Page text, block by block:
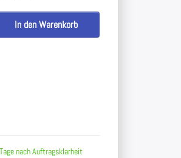
In den Warenkorb
nach Auftragsklarheit